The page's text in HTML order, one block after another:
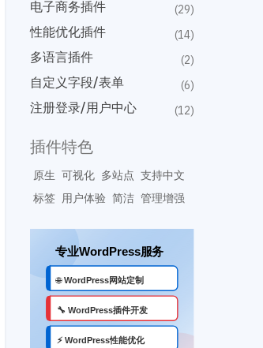
电子商务插件 (29)
性能优化插件 (14)
多语言插件 (2)
自定义字段/表单 (6)
注册登录/用户中心 (12)
插件特色
原生 可视化 多站点 支持中文
标签 用户体验 简洁 管理增强